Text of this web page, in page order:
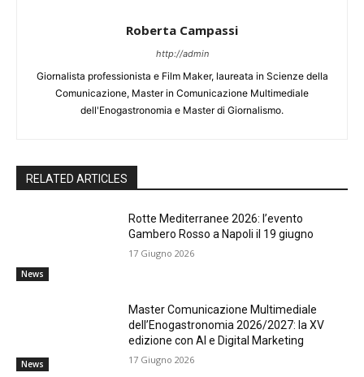
Roberta Campassi
http://admin
Giornalista professionista e Film Maker, laureata in Scienze della
Comunicazione, Master in Comunicazione Multimediale
dell'Enogastronomia e Master di Giornalismo.
RELATED ARTICLES
News
Rotte Mediterranee 2026: l’evento
Gambero Rosso a Napoli il 19 giugno
17 Giugno 2026
News
Master Comunicazione Multimediale
dell’Enogastronomia 2026/2027: la XV
edizione con AI e Digital Marketing
17 Giugno 2026